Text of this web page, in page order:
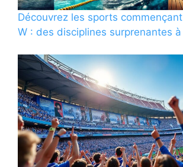
Découvrez les sports
W : des disciplines surprenantes